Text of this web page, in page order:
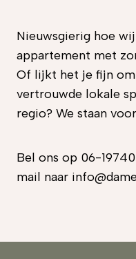
Nieuwsgierig hoe
appartement met
Of lijkt het je fijn
vertrouwde lokale
regio? We staan
Bel ons op 06-
mail naar